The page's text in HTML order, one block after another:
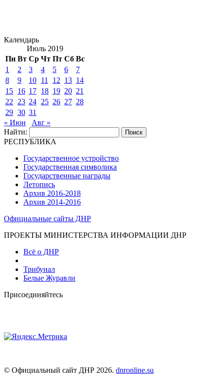
Календарь
Июль 2019
Пн Вт Ср Чт Пт Сб Вс
1
2 3 4 5 6
7
8
9 10 11 12 13 14
15 16 17 18 19 20 21
22
23 24 25 26 27 28
29 30 31
« Июн
Авг »
Найти:
РЕСПУБЛИКА
Государственное устройство
Государственная символика
Государственные награды
Летопись
Архив 2016-2018
Архив 2014-2016
Официальные сайты ДНР
ПРОЕКТЫ МИНИСТЕРСТВА ИНФОРМАЦИИ ДНР
Всё о ДНР
Трибунал
Белые Журавли
Присоединяйтесь
© Официальный сайт ДНР 2026. dnronline.su